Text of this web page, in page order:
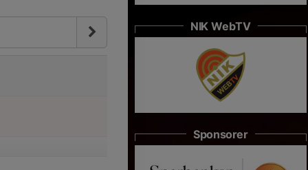
NIK WebTV
Sponsorer